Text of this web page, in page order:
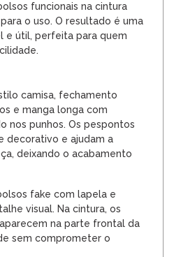
funcionais na cintura
o uso. O resultado é uma
e útil, perfeita para quem
camisa, fechamento
e manga longa com
nos punhos. Os pespontos
decorativo e ajudam a
deixando o acabamento
fake com lapela e
visual. Na cintura, os
na parte frontal da
sem comprometer o